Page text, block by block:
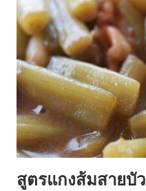
สูตรแกงส้มสายบัว